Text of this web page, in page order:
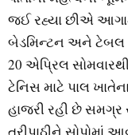
જઈ રહ્યા છીએ
બેડમિન્ટન અને ટેબલ
20 એપ્રિલ
ટેનિસ માટે પાલ
હાજરી રહી છે સમગ્ર